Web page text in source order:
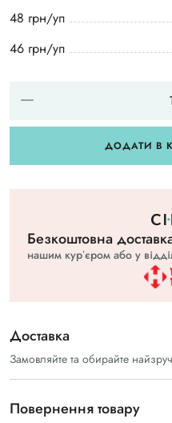
48 грн/уп
46 грн/уп
ДОДАТИ В
Безкоштовна
нашим курʼєром або у
Доставка
Замовляйте та обирайте
Повернення товару